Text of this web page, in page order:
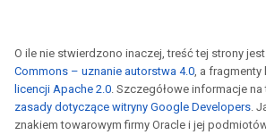
O ile nie stwierdzono inaczej, treść tej strony
Commons – uznanie autorstwa 4.0, a fragmenty
licencji Apache 2.0. Szczegółowe informacje
zasady dotyczące witryny Google Developers.
znakiem towarowym firmy Oracle i jej